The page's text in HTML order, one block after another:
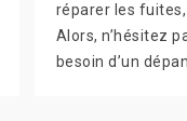
réparer les
Alors, n’hésitez
besoin d’un